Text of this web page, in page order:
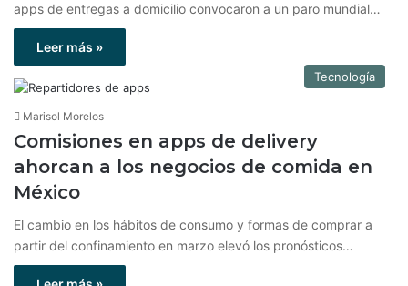
apps de entregas a domicilio convocaron a un paro mundial…
Leer más »
Tecnología
Marisol Morelos
Comisiones en apps de delivery
ahorcan a los negocios de comida en
México
El cambio en los hábitos de consumo y formas de comprar a
partir del confinamiento en marzo elevó los pronósticos…